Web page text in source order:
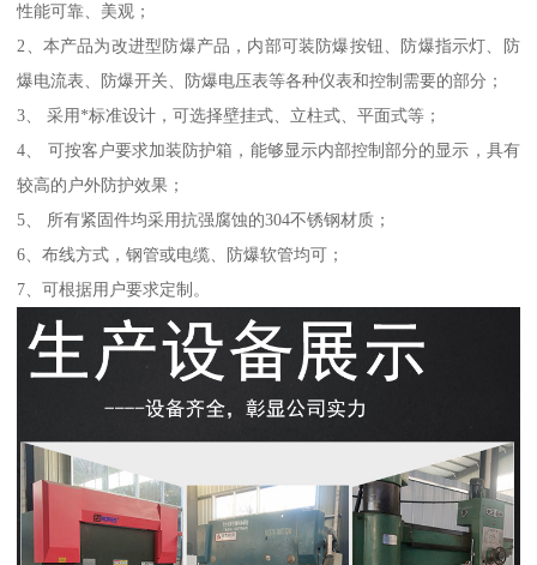
性能可靠、美观；
2、本产品为改进型防爆产品，内部可装防爆按钮、防爆指示灯、防
爆电流表、防爆开关、防爆电压表等各种仪表和控制需要的部分；
3、 采用*标准设计，可选择壁挂式、立柱式、平面式等；
4、 可按客户要求加装防护箱，能够显示内部控制部分的显示，具有
较高的户外防护效果；
5、 所有紧固件均采用抗强腐蚀的304不锈钢材质；
6、布线方式，钢管或电缆、防爆软管均可；
7、可根据用户要求定制。